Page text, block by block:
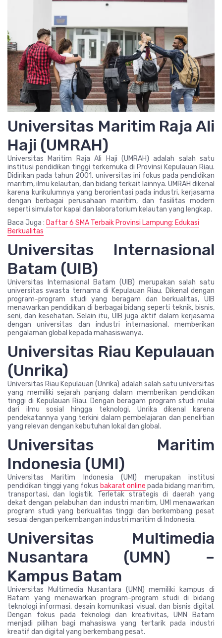
Universitas Maritim Raja Ali
Haji (UMRAH)
Universitas Maritim Raja Ali Haji (UMRAH) adalah salah satu
institusi pendidikan tinggi terkemuka di Provinsi Kepulauan Riau.
Didirikan pada tahun 2001, universitas ini fokus pada pendidikan
maritim, ilmu kelautan, dan bidang terkait lainnya. UMRAH dikenal
karena kurikulumnya yang berorientasi pada industri, kerjasama
dengan berbagai perusahaan maritim, dan fasilitas modern
seperti simulator kapal dan laboratorium kelautan yang lengkap.
Baca Juga : Daftar 6 SMA Terbaik Provinsi Lampung: Edukasi
Berkualitas
Universitas Internasional
Batam (UIB)
Universitas Internasional Batam (UIB) merupakan salah satu
universitas swasta ternama di Kepulauan Riau. Dikenal dengan
program-program studi yang beragam dan berkualitas, UIB
menawarkan pendidikan di berbagai bidang seperti teknik, bisnis,
seni, dan kesehatan. Selain itu, UIB juga aktif dalam kerjasama
dengan universitas dan industri internasional, memberikan
pengalaman global kepada mahasiswanya.
Universitas Riau Kepulauan
(Unrika)
Universitas Riau Kepulauan (Unrika) adalah salah satu universitas
yang memiliki sejarah panjang dalam memberikan pendidikan
tinggi di Kepulauan Riau. Dengan beragam program studi mulai
dari ilmu sosial hingga teknologi, Unrika dikenal karena
pendekatannya yang terkini dalam pembelajaran dan penelitian
yang relevan dengan kebutuhan lokal dan global.
Universitas Maritim
Indonesia (UMI)
Universitas Maritim Indonesia (UMI) merupakan institusi
pendidikan tinggi yang fokus bakarat online pada bidang maritim,
transportasi, dan logistik. Terletak strategis di daerah yang
dekat dengan pelabuhan dan industri maritim, UMI menawarkan
program studi yang berkualitas tinggi dan berkembang pesat
sesuai dengan perkembangan industri maritim di Indonesia.
Universitas Multimedia
Nusantara (UMN) –
Kampus Batam
Universitas Multimedia Nusantara (UMN) memiliki kampus di
Batam yang menawarkan program-program studi di bidang
teknologi informasi, desain komunikasi visual, dan bisnis digital.
Dengan fokus pada teknologi dan kreativitas, UMN Batam
menjadi pilihan bagi mahasiswa yang tertarik pada industri
kreatif dan digital yang berkembang pesat.